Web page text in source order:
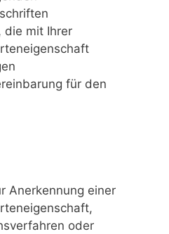
die mit Ihrer
für den
Anerkennung einer
oder